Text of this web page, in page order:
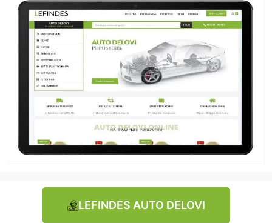
LEFINDES AUTO DELOVI